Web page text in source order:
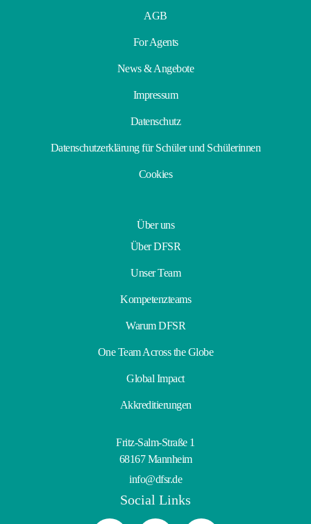
AGB
For Agents
News & Angebote
Impressum
Datenschutz
Datenschutzerklärung für Schüler und Schülerinnen
Cookies
Über uns
Über DFSR
Unser Team
Kompetenzteams
Warum DFSR
One Team Across the Globe
Global Impact
Akkreditierungen
Fritz-Salm-Straße 1
68167 Mannheim
info@dfsr.de
Social Links